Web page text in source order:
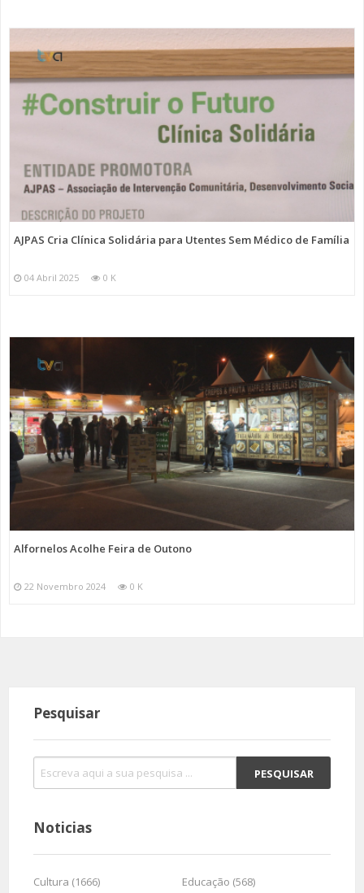
AJPAS Cria Clínica Solidária para Utentes Sem Médico de Família
04 Abril 2025 0 K
Alfornelos Acolhe Feira de Outono
22 Novembro 2024 0 K
Pesquisar
Noticias
Cultura (1666)
Educação (568)